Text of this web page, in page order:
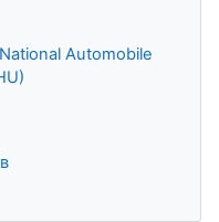
Automobile